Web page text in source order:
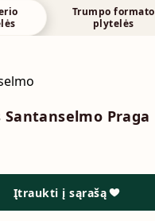
Trumpo formato
plytelės
Santanselmo Praga
Įtraukti į sąrašą